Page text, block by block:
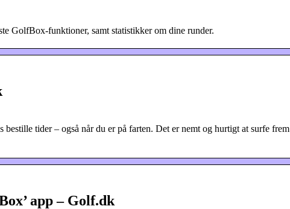
GolfBox-funktioner, samt statistikker om dine runder.
tider – også når du er på farten. Det er nemt og hurtigt at surfe frem
app – Golf.dk